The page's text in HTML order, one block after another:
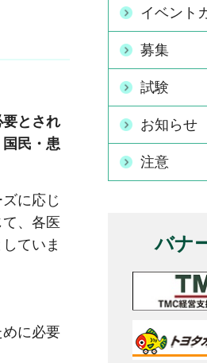
とされ
民・患
に応じ
、各医
ていま
に必要
イベント
募集
試験
お知らせ
注意
バナ